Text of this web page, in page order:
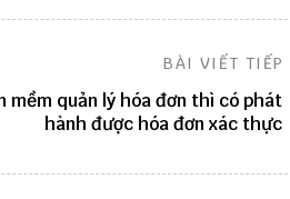
BÀI VIẾT TIẾP
mềm quản lý hóa đơn thì có phát
hành được hóa đơn xác thực